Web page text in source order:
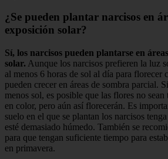
¿Se pueden plantar narcisos en
exposición solar?
Sí, los narcisos pueden plantarse en
solar. Aunque los narcisos prefieren la luz
al menos 6 horas de sol al día para florecer
pueden crecer en áreas de sombra parcial.
menos sol, es posible que las flores no sean
en color, pero aún así florecerán. Es
suelo en el que se plantan los narcisos
esté demasiado húmedo. También se
para que tengan suficiente tiempo para
en primavera.